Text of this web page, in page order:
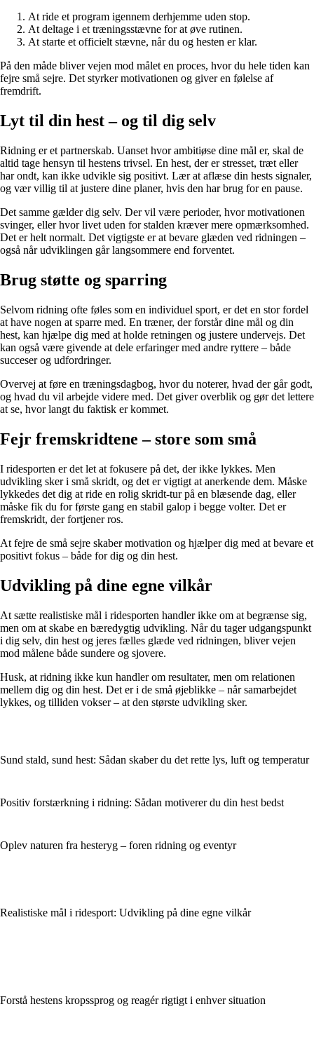
At ride et program igennem derhjemme uden stop.
At deltage i et træningsstævne for at øve rutinen.
At starte et officielt stævne, når du og hesten er klar.
På den måde bliver vejen mod målet en proces, hvor du hele tiden kan
fejre små sejre. Det styrker motivationen og giver en følelse af
fremdrift.
Lyt til din hest – og til dig selv
Ridning er et partnerskab. Uanset hvor ambitiøse dine mål er, skal de
altid tage hensyn til hestens trivsel. En hest, der er stresset, træt eller
har ondt, kan ikke udvikle sig positivt. Lær at aflæse din hests signaler,
og vær villig til at justere dine planer, hvis den har brug for en pause.
Det samme gælder dig selv. Der vil være perioder, hvor motivationen
svinger, eller hvor livet uden for stalden kræver mere opmærksomhed.
Det er helt normalt. Det vigtigste er at bevare glæden ved ridningen –
også når udviklingen går langsommere end forventet.
Brug støtte og sparring
Selvom ridning ofte føles som en individuel sport, er det en stor fordel
at have nogen at sparre med. En træner, der forstår dine mål og din
hest, kan hjælpe dig med at holde retningen og justere undervejs. Det
kan også være givende at dele erfaringer med andre ryttere – både
succeser og udfordringer.
Overvej at føre en træningsdagbog, hvor du noterer, hvad der går godt,
og hvad du vil arbejde videre med. Det giver overblik og gør det lettere
at se, hvor langt du faktisk er kommet.
Fejr fremskridtene – store som små
I ridesporten er det let at fokusere på det, der ikke lykkes. Men
udvikling sker i små skridt, og det er vigtigt at anerkende dem. Måske
lykkedes det dig at ride en rolig skridt-tur på en blæsende dag, eller
måske fik du for første gang en stabil galop i begge volter. Det er
fremskridt, der fortjener ros.
At fejre de små sejre skaber motivation og hjælper dig med at bevare et
positivt fokus – både for dig og din hest.
Udvikling på dine egne vilkår
At sætte realistiske mål i ridesporten handler ikke om at begrænse sig,
men om at skabe en bæredygtig udvikling. Når du tager udgangspunkt
i dig selv, din hest og jeres fælles glæde ved ridningen, bliver vejen
mod målene både sundere og sjovere.
Husk, at ridning ikke kun handler om resultater, men om relationen
mellem dig og din hest. Det er i de små øjeblikke – når samarbejdet
lykkes, og tilliden vokser – at den største udvikling sker.
Sund stald, sund hest: Sådan skaber du det rette lys, luft og temperatur
Positiv forstærkning i ridning: Sådan motiverer du din hest bedst
Oplev naturen fra hesteryg – foren ridning og eventyr
Realistiske mål i ridesport: Udvikling på dine egne vilkår
Forstå hestens kropssprog og reagér rigtigt i enhver situation